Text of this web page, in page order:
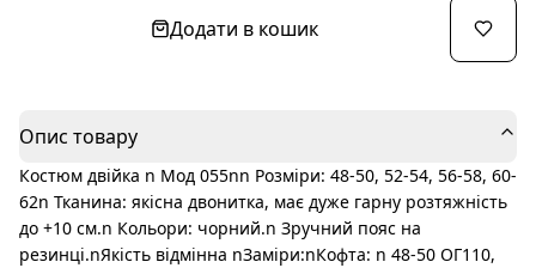
Додати в кошик
Опис товару
Костюм двійка n Мод 055nn Розміри: 48-50, 52-54, 56-58, 60-
62n Тканина: якісна двонитка, має дуже гарну розтяжність
до +10 см.n Кольори: чорний.n Зручний пояс на
резинці.nЯкість відмінна nЗаміри:nКофта: n 48-50 ОГ110,